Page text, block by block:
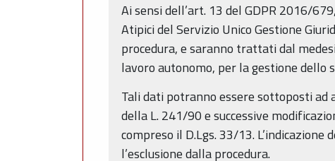
Ai sensi dell’art. 13 del GDPR 2016/
Atipici del Servizio Unico Gestione
procedura, e saranno trattati dal
lavoro autonomo, per la gestione dello
Tali dati potranno essere sottoposti ad
della L. 241/90 e successive
compreso il D.Lgs. 33/13.
l’esclusione dalla procedura.